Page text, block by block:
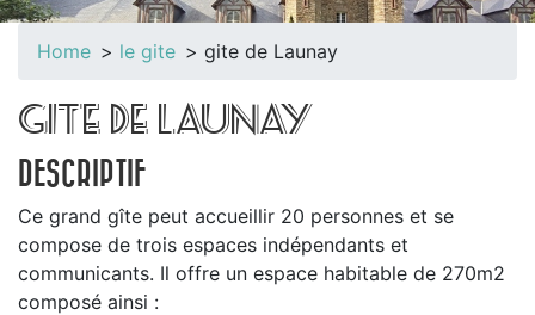
Home le gite gite de Launay
GITE DE LAUNAY
DESCRIPTIF
Ce grand gîte peut accueillir 20 personnes et se
compose de trois espaces indépendants et
communicants. Il offre un espace habitable de 270m2
composé ainsi :